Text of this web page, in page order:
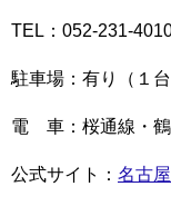
TEL：052-231-
駐車場：有り（１台
電 車：桜通線・
公式サイト： 名古